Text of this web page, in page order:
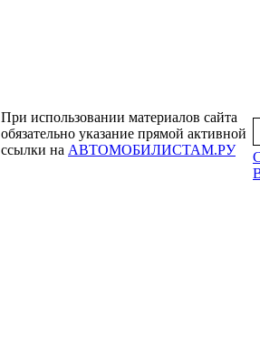
При использовании материалов сайта
обязательно указание прямой активной
ссылки на АВТОМОБИЛИСТАМ.РУ